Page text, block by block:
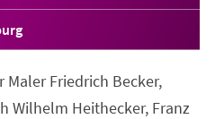
Maler Friedrich Becker,
Wilhelm Heithecker, Franz